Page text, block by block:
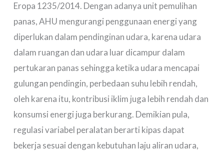
Eropa 1235/2014. Dengan adanya unit pemulihan
panas, AHU mengurangi penggunaan energi yang
diperlukan dalam pendinginan udara, karena udara
dalam ruangan dan udara luar dicampur dalam
pertukaran panas sehingga ketika udara mencapai
gulungan pendingin, perbedaan suhu lebih rendah,
oleh karena itu, kontribusi iklim juga lebih rendah dan
konsumsi energi juga berkurang. Demikian pula,
regulasi variabel peralatan berarti kipas dapat
bekerja sesuai dengan kebutuhan laju aliran udara,